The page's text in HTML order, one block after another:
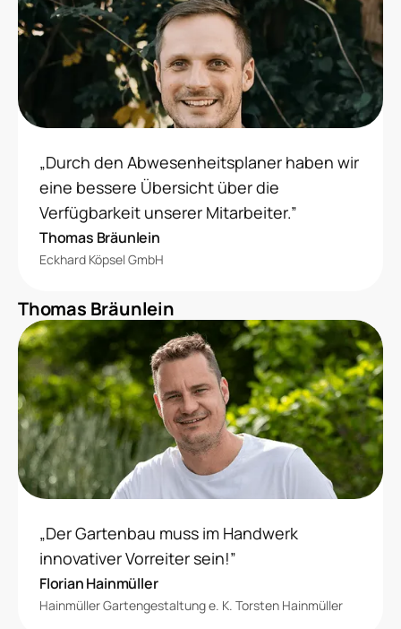
„Durch den Abwesenheitsplaner haben wir
eine bessere Übersicht über die
Verfügbarkeit unserer Mitarbeiter.”
Thomas Bräunlein
Eckhard Köpsel GmbH
Thomas Bräunlein
„Der Gartenbau muss im Handwerk
innovativer Vorreiter sein!”
Florian Hainmüller
Hainmüller Gartengestaltung e. K. Torsten Hainmüller